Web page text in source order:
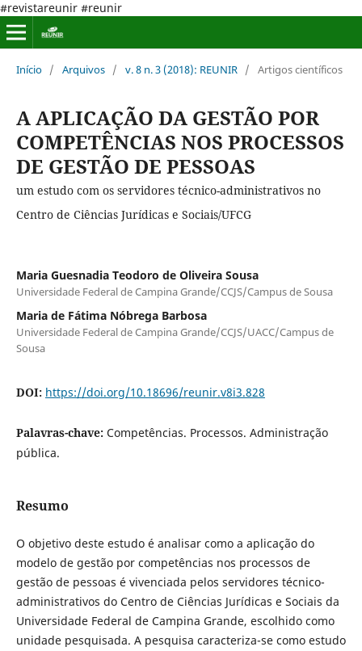
#revistareunir #reunir
Início / Arquivos / v. 8 n. 3 (2018): REUNIR / Artigos científicos
A APLICAÇÃO DA GESTÃO POR
COMPETÊNCIAS NOS PROCESSOS
DE GESTÃO DE PESSOAS
um estudo com os servidores técnico-administrativos no
Centro de Ciências Jurídicas e Sociais/UFCG
Maria Guesnadia Teodoro de Oliveira Sousa
Universidade Federal de Campina Grande/CCJS/Campus de Sousa
Maria de Fátima Nóbrega Barbosa
Universidade Federal de Campina Grande/CCJS/UACC/Campus de
Sousa
DOI: https://doi.org/10.18696/reunir.v8i3.828
Palavras-chave: Competências. Processos. Administração
pública.
Resumo
O objetivo deste estudo é analisar como a aplicação do
modelo de gestão por competências nos processos de
gestão de pessoas é vivenciada pelos servidores técnico-
administrativos do Centro de Ciências Jurídicas e Sociais da
Universidade Federal de Campina Grande, escolhido como
unidade pesquisada. A pesquisa caracteriza-se como estudo